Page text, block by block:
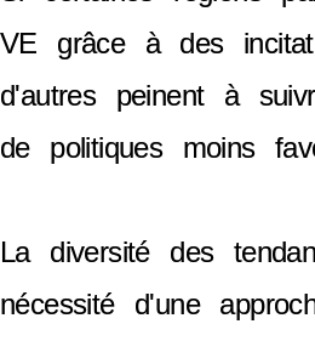
VE grâce à des
d'autres peinent à
de politiques moins
La diversité des
nécessité d'une